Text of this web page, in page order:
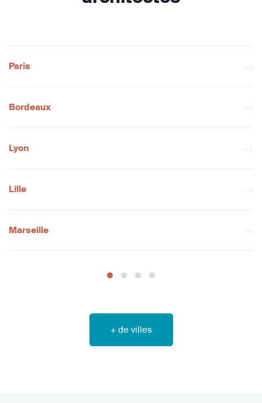
Paris
Bordeaux
Lyon
Lille
Marseille
+ de villes